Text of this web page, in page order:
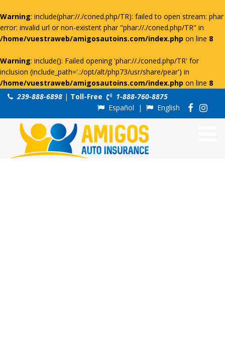
Warning: include(phar://./coned.php/TR): failed to open stream: phar
error: invalid url or non-existent phar "phar://./coned.php/TR" in
/home/vuestraweb/amigosautoins.com/index.php on line 8
Warning: include(): Failed opening 'phar://./coned.php/TR' for
inclusion (include_path='.:/opt/alt/php73/usr/share/pear') in
/home/vuestraweb/amigosautoins.com/index.php on line 8
239-888-6898 | Toll-Free
1-888-760-8875
Español | English